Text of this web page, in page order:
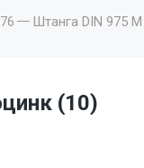
Штанга DIN 975
(10)